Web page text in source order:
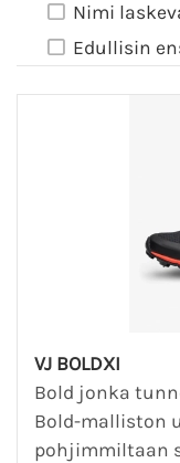
Nimi
Edullisin
VJ BOLDXI
Bold jonka
Bold-malliston
pohjimmiltaan